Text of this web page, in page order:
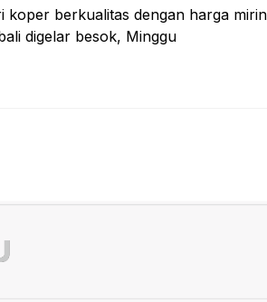
koper berkualitas dengan harga
digelar besok, Minggu